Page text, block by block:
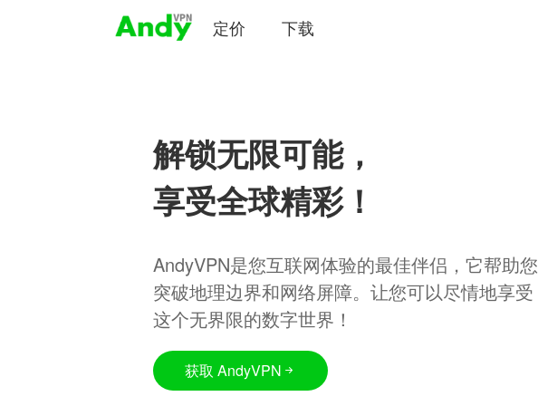
定价 下载
解锁无限可能，
享受全球精彩！
AndyVPN是您互联网体验的最佳伴侣，它帮助您
突破地理边界和网络屏障。让您可以尽情地享受
这个无界限的数字世界！
获取 AndyVPN